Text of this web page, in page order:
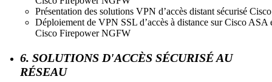
Présentation des solutions VPN d’accès distant sécurisé Cisco
Déploiement de VPN SSL d’accès à distance sur Cisco ASA
Cisco Firepower NGFW
6. SOLUTIONS D'ACCÈS SÉCURISÉ AU
RÉSEAU